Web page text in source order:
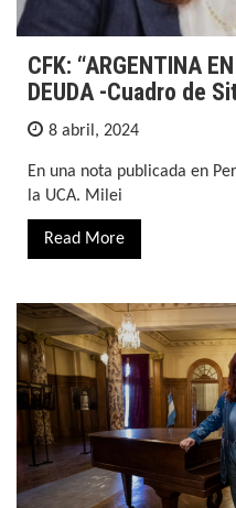
CFK: “ARGENTINA
DEUDA -Cuadro de
8 abril, 2024
En una nota publicada en
la UCA. Milei
Read More